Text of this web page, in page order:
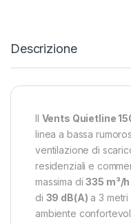
Descrizione
Il Vents Quietline
linea a bassa
ventilazione di
residenziali e
massima di335 m³/h
di 39 dB(A) a 3
ambiente